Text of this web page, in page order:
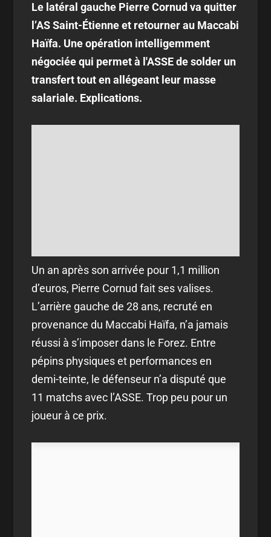
Le latéral gauche Pierre Cornud va quitter
l’AS Saint-Étienne et retourner au Maccabi
Haïfa. Une opération intelligemment
négociée qui permet à l'ASSE de solder un
transfert tout en allégeant leur masse
salariale. Explications.
Un an après son arrivée pour 1,1 million
d’euros, Pierre Cornud fait ses valises.
L’arrière gauche de 28 ans, recruté en
provenance du Maccabi Haïfa, n’a jamais
réussi à s’imposer dans le Forez. Entre
pépins physiques et performances en
demi-teinte, le défenseur n’a disputé que
11 matchs avec l’ASSE. Trop peu pour un
joueur à ce prix.